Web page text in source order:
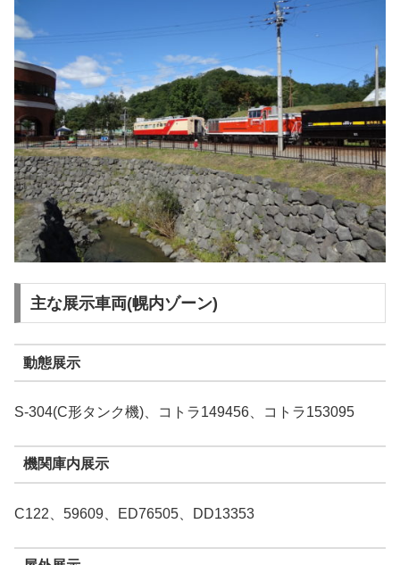
主な展示車両(幌内ゾーン)
動態展示
S-304(C形タンク機)、コトラ149456、コトラ153095
機関庫内展示
C122、59609、ED76505、DD13353